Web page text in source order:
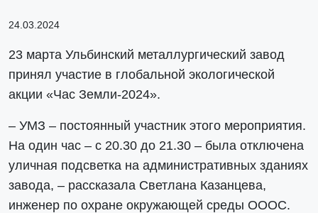
24.03.2024
23 марта Ульбинский металлургический завод
принял участие в глобальной экологической
акции «Час Земли-2024».
– УМЗ – постоянный участник этого мероприятия.
На один час – с 20.30 до 21.30 – была отключена
уличная подсветка на административных зданиях
завода, – рассказала Светлана Казанцева,
инженер по охране окружающей среды ОООС.